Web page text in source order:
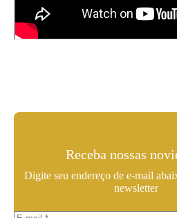
Receba nossas
Digite seu endereço de e-mail
newsletter